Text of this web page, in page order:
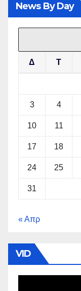
News By Day
Δ Τ
3 4
10 11
17 18
24 25
31
« Απρ
VID